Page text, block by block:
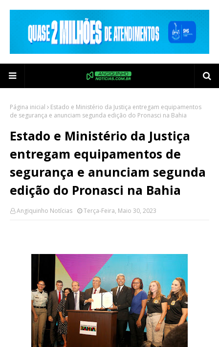
Página inicial
Estado e Ministério da Justiça entregam equipamentos
de segurança e anunciam segunda edição do Pronasci na Bahia
Estado e Ministério da Justiça
entregam equipamentos de
segurança e anunciam segunda
edição do Pronasci na Bahia
Angiquinho Notícias Terça-Feira, Maio 30, 2023